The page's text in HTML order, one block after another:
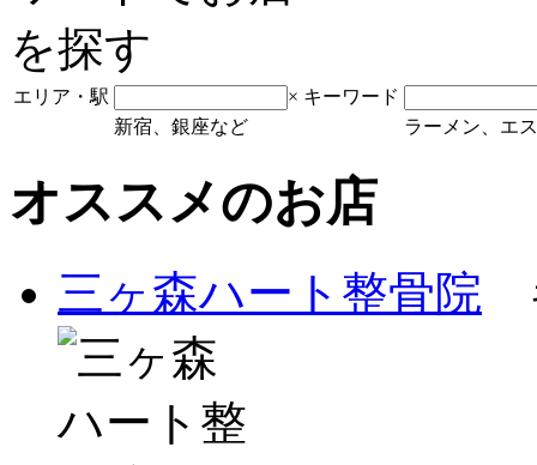
エリア・駅 × キーワード
新宿、銀座など
ラーメン、エ
オススメのお店
三ヶ森ハート整骨院